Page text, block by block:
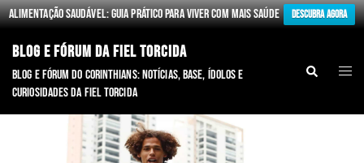
Alimentação Saudável: Guia Prático para Viver com Mais Saúde Descubra Agora
BLOG E FÓRUM DA FIEL TORCIDA
Blog e fórum do Corinthians: notícias, base, ídolos e
curiosidades da Fiel torcida